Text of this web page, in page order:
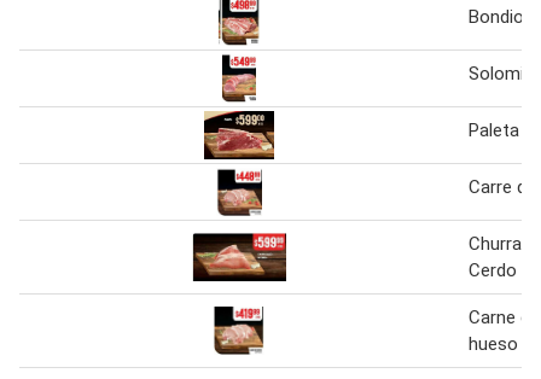
Paleta
Carre
Cerdo
Carne
hueso